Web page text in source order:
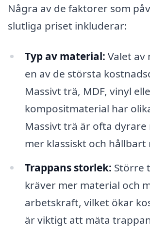
Några av de faktorer som
slutliga priset inkluderar:
Typ av material: Valet av
en av de största
Massivt trä, MDF, vinyl
kompositmaterial har
Massivt trä är ofta
mer klassiskt och hållbart
Trappans storlek: Större
kräver mer material och
arbetskraft, vilket ökar
är viktigt att mäta